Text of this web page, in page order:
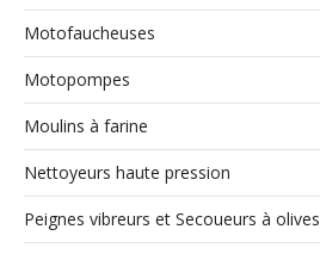
Motofaucheuses
Motopompes
Moulins à farine
Nettoyeurs haute pression
Peignes vibreurs et Secoueurs à olives